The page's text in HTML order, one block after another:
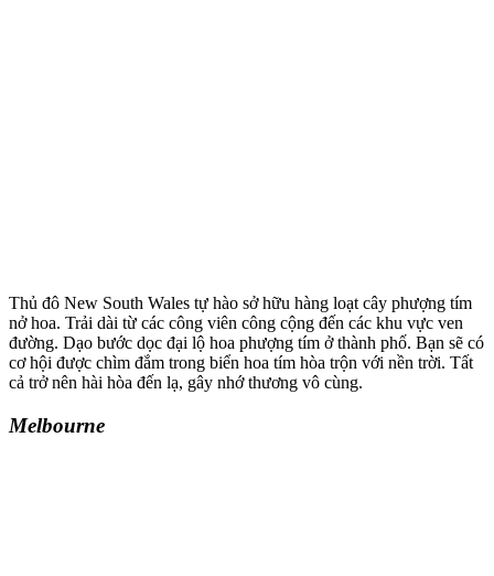
Thủ đô New South Wales tự hào sở hữu hàng loạt cây phượng tím
nở hoa. Trải dài từ các công viên công cộng đến các khu vực ven
đường. Dạo bước dọc đại lộ hoa phượng tím ở thành phố. Bạn sẽ có
cơ hội được chìm đắm trong biển hoa tím hòa trộn với nền trời. Tất
cả trở nên hài hòa đến lạ, gây nhớ thương vô cùng.
Melbourne